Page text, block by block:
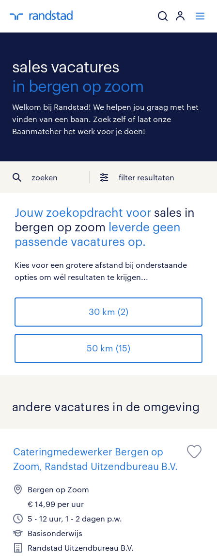
werkgevers
mijn carrière
over randstad
sales vacatures
in bergen op zoom
Welkom bij Randstad! We helpen jou graag met het
vinden van een baan. Zoek zelf of laat onze
Baanmatcher het werk voor je doen!
zoeken filter resultaten
Jouw zoekopdracht voor sales in
bergen op zoom leverde geen
passende vacatures op.
Kies voor een grotere afstand bij onderstaande
opties om wél resultaten te krijgen...
30 km (2)
50 km (15)
andere vacatures in de omgeving
Cateringmedewerker Bergen op
Zoom, Randstad Uitzendbureau B.V.
Bergen op Zoom
€ 14,99 per uur
5 - 12 uur, 1 - 2 dagen p.w.
Basisonderwijs
Randstad Uitzendbureau B.V.